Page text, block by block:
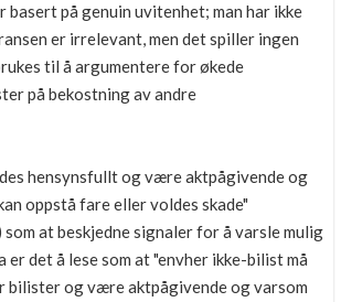
basert på genuin uvitenhet; man har ikke
er irrelevant, men det spiller ingen
til å argumentere for økede
på bekostning av andre
hensynsfullt og være aktpågivende og
oppstå fare eller voldes skade"
at beskjedne signaler for å varsle mulig
er det å lese som at "envher ikke-bilist må
bilister og være aktpågivende og varsom